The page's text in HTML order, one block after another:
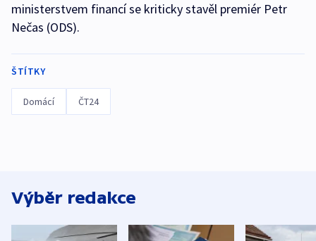
ministerstvem financí se kriticky stavěl premiér Petr
Nečas (ODS).
ŠTÍTKY
Domácí ČT24
Výběr redakce